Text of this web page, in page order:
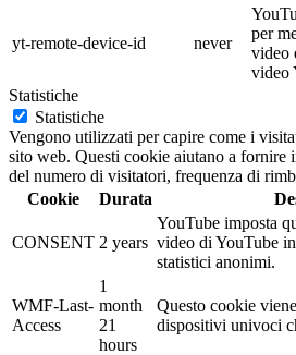
yt-remote-device-id never
per
video
video
Statistiche
Statistiche
Vengono utilizzati per capire come i
sito web. Questi cookie aiutano a fornire
del numero di visitatori, frequenza di
Cookie
Durata
CONSENT 2 years
YouTube imposta
video di YouTube
statistici anonimi.
WMF-Last-
Access
1
month
21
hours
Questo cookie
dispositivi univoci